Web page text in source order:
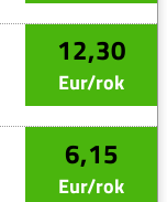
12,30
Eur/rok
6,15
Eur/rok